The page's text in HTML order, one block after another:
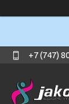
+7 (747)